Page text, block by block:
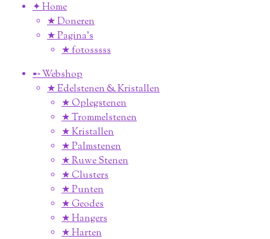
✦ Home
★ Doneren
★ Pagina’s
★ fotosssss
➸ Webshop
★ Edelstenen & Kristallen
★ Oplegstenen
★ Trommelstenen
★ Kristallen
★ Palmstenen
★ Ruwe Stenen
★ Clusters
★ Punten
★ Geodes
★ Hangers
★ Harten